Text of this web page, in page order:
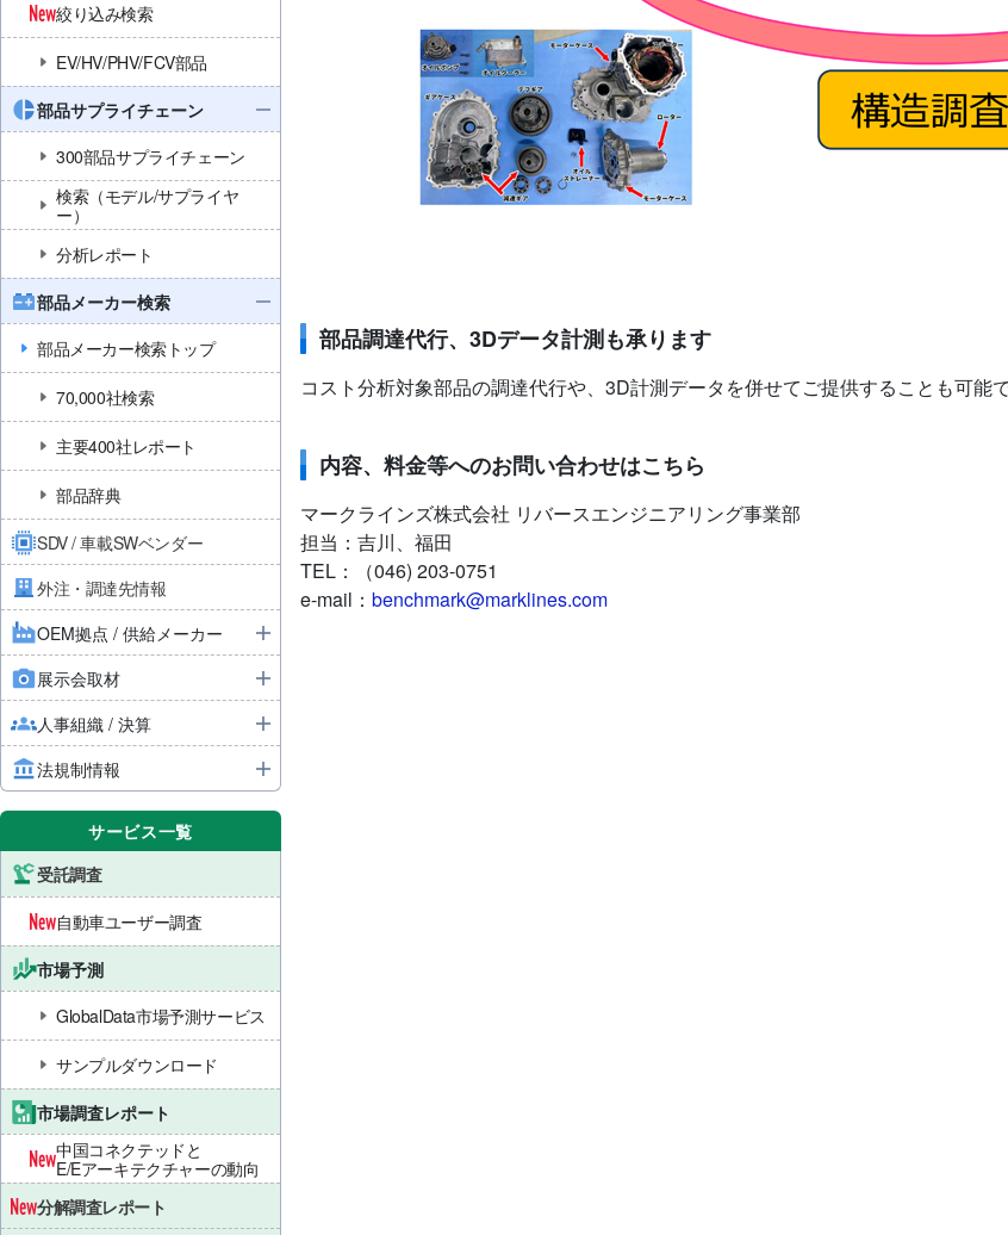
絞り込み検索
EV/HV/PHV/FCV部品
部品サプライチェーン
300部品サプライチェーン
検索（モデル/サプライヤ
ー）
分析レポート
部品メーカー検索
部品メーカー検索トップ
70,000社検索
主要400社レポート
部品辞典
SDV / 車載SWベンダー
外注・調達先情報
OEM拠点 / 供給メーカー
展示会取材
人事組織 / 決算
法規制情報
サービス一覧
受託調査
自動車ユーザー調査
市場予測
GlobalData市場予測サービス
サンプルダウンロード
市場調査レポート
中国コネクテッドと
E/Eアーキテクチャーの動向
分解調査レポート
部品調達代行、3Dデータ計測も承ります
コスト分析対象部品の調達代行や、3D計測データを併せてご提供することも可能で
内容、料金等へのお問い合わせはこちら
マークラインズ株式会社 リバースエンジニアリング事業部
担当：吉川、福田
TEL：（046) 203-0751
e-mail： benchmark@marklines.com